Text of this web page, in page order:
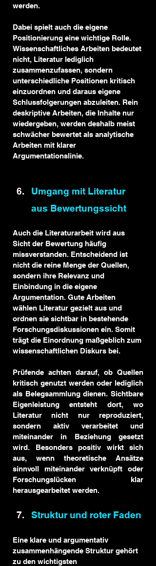
werden.
Dabei spielt auch die eigene
Positionierung eine wichtige Rolle.
Wissenschaftliches Arbeiten bedeutet
nicht, Literatur lediglich
zusammenzufassen, sondern
unterschiedliche Positionen kritisch
einzuordnen und daraus eigene
Schlussfolgerungen abzuleiten. Rein
deskriptive Arbeiten, die Inhalte nur
wiedergeben, werden deshalb meist
schwächer bewertet als analytische
Arbeiten mit klarer
Argumentationslinie.
Umgang mit Literatur
aus Bewertungssicht
Auch die Literaturarbeit wird aus
Sicht der Bewertung häufig
missverstanden. Entscheidend ist
nicht die reine Menge der Quellen,
sondern ihre Relevanz und
Einbindung in die eigene
Argumentation. Gute Arbeiten
wählen Literatur gezielt aus und
ordnen sie sichtbar in bestehende
Forschungsdiskussionen ein. Somit
trägt die Einordnung maßgeblich zum
wissenschaftlichen Diskurs bei.
Prüfende achten darauf, ob Quellen
kritisch genutzt werden oder lediglich
als Belegsammlung dienen. Sichtbare
Eigenleistung entsteht dort, wo
Literatur nicht nur reproduziert,
sondern aktiv verarbeitet und
miteinander in Beziehung gesetzt
wird. Besonders positiv wirkt sich
aus, wenn theoretische Ansätze
sinnvoll miteinander verknüpft oder
Forschungslücken klar
herausgearbeitet werden.
Struktur und roter Faden
Eine klare und argumentativ
zusammenhängende Struktur gehört
zu den wichtigsten